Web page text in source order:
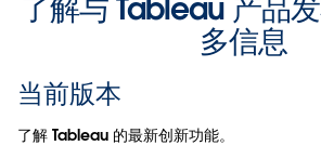
了解与 Tableau 产品
多信息
当前版本
了解 Tableau 的最新创新功能。